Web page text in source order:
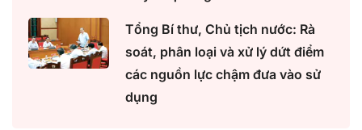
Tổng Bí thư, Chủ tịch nước: Rà
soát, phân loại và xử lý dứt điểm
các nguồn lực chậm đưa vào sử
dụng